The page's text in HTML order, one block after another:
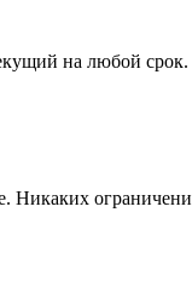
на любой срок.
Никаких